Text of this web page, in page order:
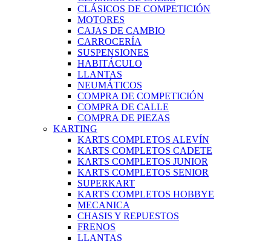
CLÁSICOS DE COMPETICIÓN
MOTORES
CAJAS DE CAMBIO
CARROCERÍA
SUSPENSIONES
HABITÁCULO
LLANTAS
NEUMÁTICOS
COMPRA DE COMPETICIÓN
COMPRA DE CALLE
COMPRA DE PIEZAS
KARTING
KARTS COMPLETOS ALEVÍN
KARTS COMPLETOS CADETE
KARTS COMPLETOS JUNIOR
KARTS COMPLETOS SENIOR
SUPERKART
KARTS COMPLETOS HOBBYE
MECANICA
CHASIS Y REPUESTOS
FRENOS
LLANTAS